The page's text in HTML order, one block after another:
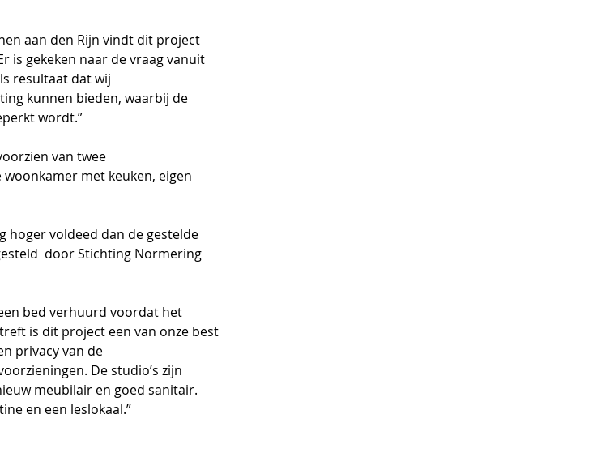
aan den Rijn vindt dit project
is gekeken naar de vraag vanuit
resultaat dat wij
kunnen bieden, waarbij de
wordt.”
van twee
met keuken, eigen
hoger voldeed dan de gestelde
door Stichting Normering
bed verhuurd voordat het
is dit project een van onze best
privacy van de
De studio’s zijn
meubilair en goed sanitair.
en een leslokaal.”